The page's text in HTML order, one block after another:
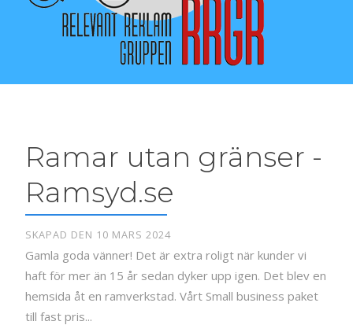
Ramar utan gränser -
Ramsyd.se
SKAPAD DEN 10 MARS 2024
Gamla goda vänner! Det är extra roligt när kunder vi
haft för mer än 15 år sedan dyker upp igen. Det blev en
hemsida åt en ramverkstad. Vårt Small business paket
till fast pris...